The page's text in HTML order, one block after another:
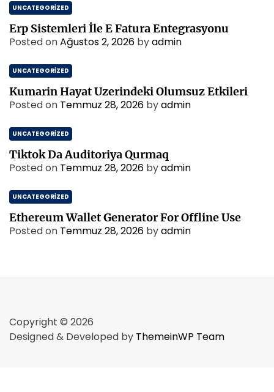
UNCATEGORIZED
Erp Sistemleri İle E Fatura Entegrasyonu
Posted onAğustos 2, 2026 byadmin
UNCATEGORIZED
Kumarin Hayat Uzerindeki Olumsuz Etkileri
Posted on Temmuz 28, 2026 byadmin
UNCATEGORIZED
Tiktok Da Auditoriya Qurmaq
Posted on Temmuz 28, 2026 byadmin
UNCATEGORIZED
Ethereum Wallet Generator For Offline Use
Posted on Temmuz 28, 2026 byadmin
Copyright © 2026
Designed & Developed by ThemeinWP Team